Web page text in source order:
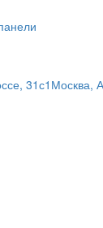
31с1 Москва,